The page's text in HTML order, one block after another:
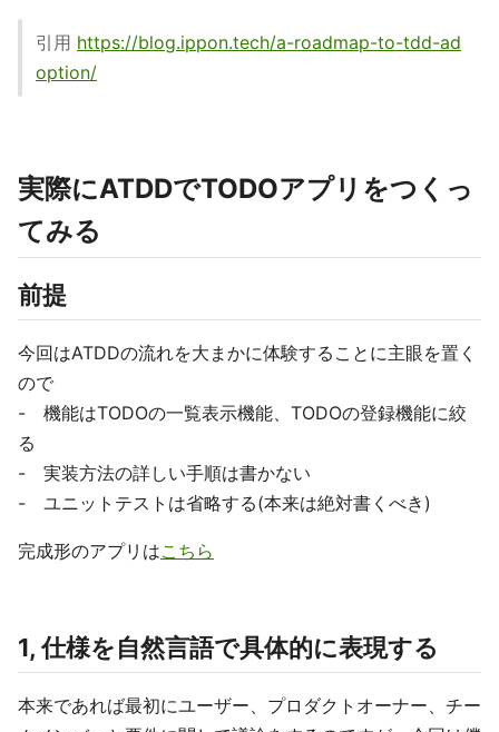
引用 https://blog.ippon.tech/a-roadmap-to-tdd-ad
option/
実際にATDDでTODOアプリをつくっ
てみる
前提
今回はATDDの流れを大まかに体験することに主眼を置く
ので
- 機能はTODOの一覧表示機能、TODOの登録機能に絞
る
- 実装方法の詳しい手順は書かない
- ユニットテストは省略する(本来は絶対書くべき)
完成形のアプリはこちら
1, 仕様を自然言語で具体的に表現する
本来であれば最初にユーザー、プロダクトオーナー、チー